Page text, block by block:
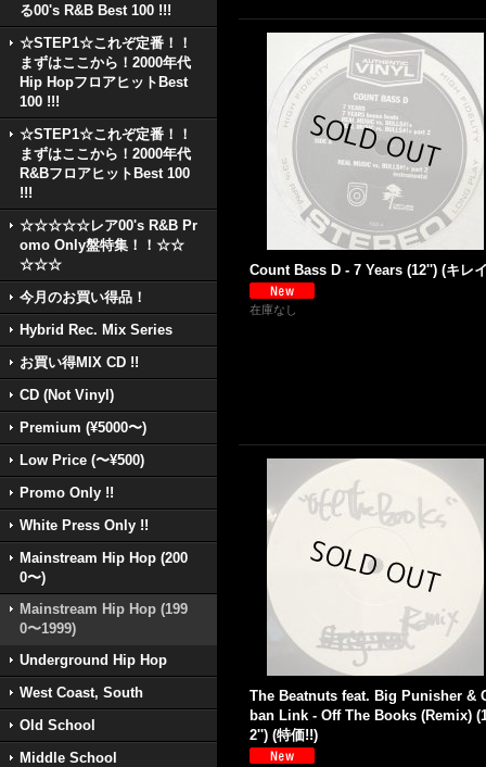
る00's R&B Best 100 !!!
☆STEP1☆これぞ定番！！
まずはここから！2000年代
Hip HopフロアヒットBest
100 !!!
☆STEP1☆これぞ定番！！
まずはここから！2000年代
R&BフロアヒットBest 100
!!!
☆☆☆☆☆レア00's R&B Pr
omo Only盤特集！！☆☆
☆☆☆
今月のお買い得品！
Hybrid Rec. Mix Series
お買い得MIX CD !!
CD (Not Vinyl)
Premium (¥5000〜)
Low Price (〜¥500)
Promo Only !!
White Press Only !!
Mainstream Hip Hop (200
0〜)
Mainstream Hip Hop (199
0〜1999)
Underground Hip Hop
West Coast, South
Old School
Middle School
Count Bass D - 7 Years (12'') (キレ
在庫なし
The Beatnuts feat. Big Punisher &
ban Link - Off The Books (Remix)
2'') (特価!!)